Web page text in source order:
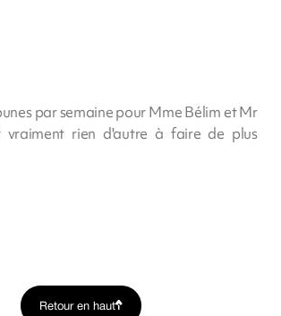
par semaine pour Mme Bélim et Mr
vraiment rien d'autre à faire de plus
Retour en haut